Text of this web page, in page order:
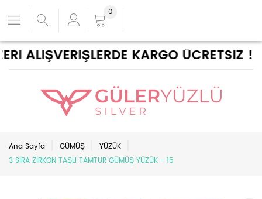
ALIŞVERİŞLERDE KARGO ÜCRETSİZ !
0
Ana Sayfa GÜMÜŞ
YÜZÜK
3 SIRA ZİRKON TAŞLI TAMTUR GÜMÜŞ YÜZÜK - 15